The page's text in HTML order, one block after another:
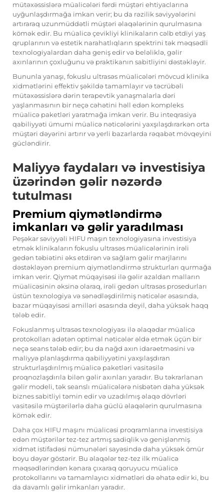
mütəxəssislərə müalicələri fərdi müştəri ehtiyaclarına
uyğunlaşdırmağa imkan verir; bu da rəzilik səviyyələrini
artıraraq uzunmüddətli müştəri əlaqələrinin qurulmasına
kömək edir. Bu müalicə çevikliyi klinikaların cəlb etdiyi yaş
qruplarının və estetik narahatlıqların spektrini tək məqsədli
texnologiyalardan daha geniş edir və beləliklə, gəlir
axınlarının çoxluğunu və praktikanın sabitliyini dəstəkləyir.
Bununla yanaşı, fokuslu ultrasəs müalicələri mövcud klinika
xidmətlərini effektiv şəkildə tamamlayır və təcrübəli
mütəxəssislərə dərin terapevtik yanaşmalarla dəri
yaşlanmasının bir neçə cəhətini həll edən kompleks
müalicə paketləri yaratmağa imkan verir. Bu inteqrasiya
qabiliyyəti ümumi müalicə nəticələrini yaxşılaşdırarkən orta
müştəri dəyərini artırır və yerli bazarlarda rəqabət mövqeyini
gücləndirir.
Maliyyə faydaları və investisiya
üzərindən gəlir nəzərdə
tutulması
Premium qiymətləndirmə
imkanları və gəlir yaradılması
Peşəkar səviyyəli HIFU maşın texnologiyasına investisiya
etmək klinikaların fokuslu ultrasəs müalicələrinin irəli
gedən təbiətini əks etdirən və sağlam gəlir marjlarını
dəstəkləyən premium qiymətləndirmə strukturları qurmağa
imkan verir. Qiymət müqayisəsi ilə gəlir azaldan malların
müalicəsinin əksinə olaraq, irəli gedən ultrasəs prosedurları
üstün texnologiya və sənədləşdirilmiş nəticələr əsasında,
bazar müqayisəsi amilləri əsasında deyil, daha yüksək haqq
tələb edir.
Fokuslanmış ultrasəs texnologiyası ilə əlaqədar müalicə
protokolları adətən optimal nəticələr əldə etmək üçün bir
neçə seans tələb edir; bu da nağd axın idarəetməsini və
maliyyə planlaşdırma qabiliyyətini yaxşılaşdıran
strukturlaşdırılmış müalicə paketləri vasitəsilə
proqnozlaşdırıla bilən gəlir axınları yaradır. Bu təkrarlanan
gəlir modeli, tək seanslı müalicələrə nisbətən daha yüksək
biznes sabitliyi təmin edir və uzadılmış əlaqə dövrləri
vasitəsilə müştərilərlə daha güclü əlaqələrin qurulmasına
kömək edir.
Daha çox HIFU maşını müalicəsi proqramlarına investisiya
edən müştərilər tez-tez artmış sadiqlik və genişlənmiş
xidmət istifadəsi nümunələri sayəsində daha yüksək ömür
boyu dəyər göstərir. Bu əlaqələr tez-tez ilk müalicə
məqsədlərindən kənara çıxaraq qoruyucu müalicə
protokollarını və tamamlayıcı xidmətləri də əhatə edir ki, bu
da davamlı gəlir imkanları yaradır.